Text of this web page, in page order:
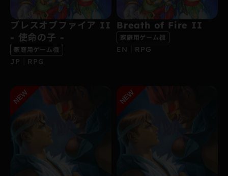
ブレスオブファイア II
- 使命の子 -
家庭用ゲーム機
JP｜RPG
Breath of Fire II
家庭用ゲーム機
EN｜RPG